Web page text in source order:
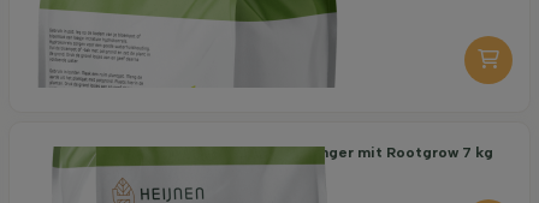
6,95
-
Organischer Erhaltungsdünger mit Rootgrow 7 kg